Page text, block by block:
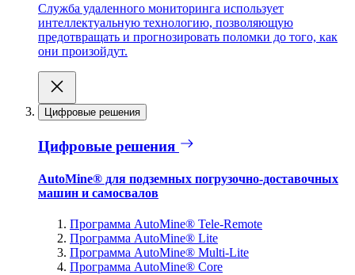
Служба удаленного мониторинга использует
интеллектуальную технологию, позволяющую
предотвращать и прогнозировать поломки до того, как
они произойдут.
Цифровые решения
Цифровые решения
AutoMine® для подземных погрузочно-доставочных
машин и самосвалов
Программа AutoMine® Tele-Remote
Программа AutoMine® Lite
Программа AutoMine® Multi-Lite
Программа AutoMine® Core